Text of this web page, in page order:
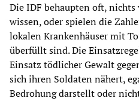
Die IDF behaupten oft,
wissen, oder spielen die
lokalen Krankenhäuser mit
überfüllt sind. Die
Einsatz tödlicher Gewalt
sich ihren Soldaten nähert,
Bedrohung darstellt oder